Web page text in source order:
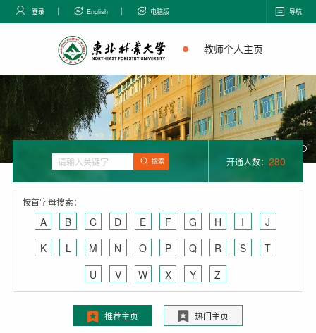
登录 English 电脑版 导航
教师个人主页
搜索 开通人数： 280
按首字母搜索：
A B C D E F G H I
J
K
L M N O P Q R S
T
U
V W X Y Z
推荐主页 热门主页